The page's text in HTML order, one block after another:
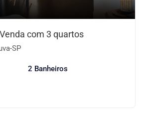
com 3 quartos
SP
2 Banheiros